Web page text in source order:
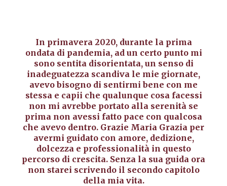
In primavera 2020, durante la prima
ondata di pandemia, ad un certo punto mi
sono sentita disorientata, un senso di
inadeguatezza scandiva le mie giornate,
avevo bisogno di sentirmi bene con me
stessa e capii che qualunque cosa facessi
non mi avrebbe portato alla serenità se
prima non avessi fatto pace con qualcosa
che avevo dentro. Grazie Maria Grazia per
avermi guidato con amore, dedizione,
dolcezza e professionalità in questo
percorso di crescita. Senza la sua guida ora
non starei scrivendo il secondo capitolo
della mia vita.